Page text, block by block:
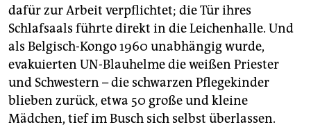
dafür zur Arbeit verpflichtet; die Tür ihres
Schlafsaals führte direkt in die Leichenhalle. Und
als Belgisch-Kongo 1960 unabhängig wurde,
evakuierten UN-Blauhelme die weißen Priester
und Schwestern – die schwarzen Pflegekinder
blieben zurück, etwa 50 große und kleine
Mädchen, tief im Busch sich selbst überlassen.